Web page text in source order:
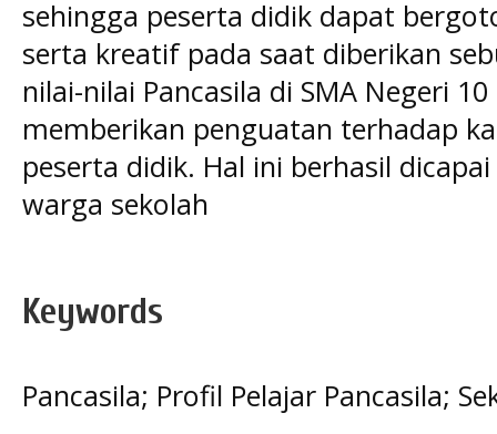
sehingga peserta didik dapat
serta kreatif pada saat diberikan
nilai-nilai Pancasila di SMA Negeri
memberikan penguatan terhadap
peserta didik. Hal ini berhasil
warga sekolah
Keywords
Pancasila; Profil Pelajar Pancasila;